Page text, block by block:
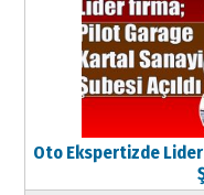
Oto Ekspertizde